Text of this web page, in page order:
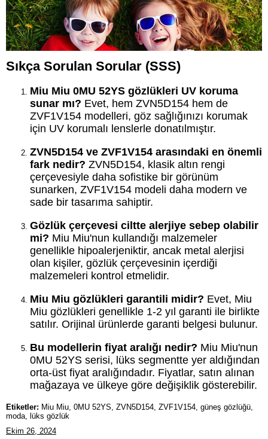
Sıkça Sorulan Sorular (SSS)
Miu Miu 0MU 52YS gözlükleri UV koruma
sunar mı? Evet, hem ZVN5D154 hem de
ZVF1V154 modelleri, göz sağlığınızı korumak
için UV korumalı lenslerle donatılmıştır.
ZVN5D154 ve ZVF1V154 arasındaki en önemli
fark nedir? ZVN5D154, klasik altın rengi
çerçevesiyle daha sofistike bir görünüm
sunarken, ZVF1V154 modeli daha modern ve
sade bir tasarıma sahiptir.
Gözlük çerçevesi ciltte alerjiye sebep olabilir
mi? Miu Miu'nun kullandığı malzemeler
genellikle hipoalerjeniktir, ancak metal alerjisi
olan kişiler, gözlük çerçevesinin içerdiği
malzemeleri kontrol etmelidir.
Miu Miu gözlükleri garantili midir? Evet, Miu
Miu gözlükleri genellikle 1-2 yıl garanti ile birlikte
satılır. Orijinal ürünlerde garanti belgesi bulunur.
Bu modellerin fiyat aralığı nedir? Miu Miu'nun
0MU 52YS serisi, lüks segmentte yer aldığından
orta-üst fiyat aralığındadır. Fiyatlar, satın alınan
mağazaya ve ülkeye göre değişiklik gösterebilir.
Etiketler: Miu Miu, 0MU 52YS, ZVN5D154, ZVF1V154, güneş gözlüğü,
moda, lüks gözlük
Ekim 26, 2024